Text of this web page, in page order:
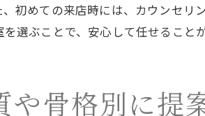
、初めての来店時には、カウンセリ
を選ぶことで、安心して任せること
や骨格別に提